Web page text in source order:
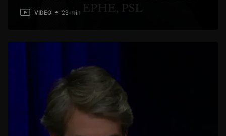
VIDEO 23 min